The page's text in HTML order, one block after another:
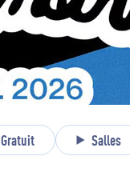
Gratuit Salles